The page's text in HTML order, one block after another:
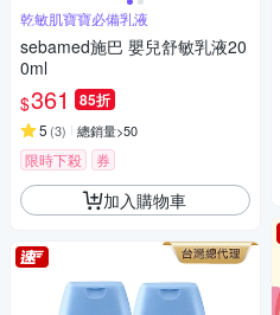
乾敏肌寶寶必備乳液
sebamed施巴 嬰兒舒敏乳液20
0ml
$361 85折
5 (3) 總銷量>50
限時下殺 券
加入購物車